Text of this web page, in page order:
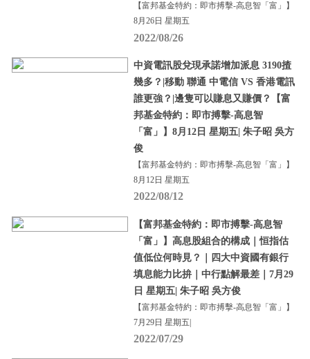
【富邦基金特約：即市搏擊-高息智「富」】
8月26日 星期五
2022/08/26
中資電訊股兌現承諾增加派息 3190揸
幾多？|移動 聯通 中電信 VS 香港電訊
誰更強？|邊隻可以賺息又賺價？【富
邦基金特約：即市搏擊-高息智
「富」】8月12日 星期五| 朱子昭 吳方
俊
【富邦基金特約：即市搏擊-高息智「富」】
8月12日 星期五
2022/08/12
【富邦基金特約：即市搏擊-高息智
「富」】高息股組合的構成｜恒指估
值低位何時見？｜四大中資國有銀行
填息能力比拚｜中行點解最差｜7月29
日 星期五| 朱子昭 吳方俊
【富邦基金特約：即市搏擊-高息智「富」】
7月29日 星期五|
2022/07/29